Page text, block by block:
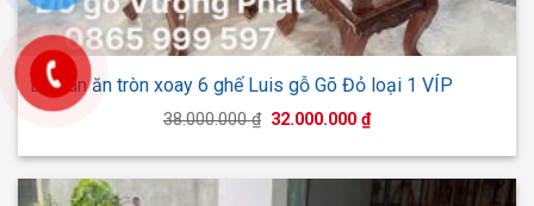
Bộ bàn ăn tròn xoay 6 ghế Luis gỗ Gõ Đỏ loại 1 VÍP
38.000.000₫ Giá
là:
32.000.000₫Giá
hiện
tại
32.000.000 ₫.